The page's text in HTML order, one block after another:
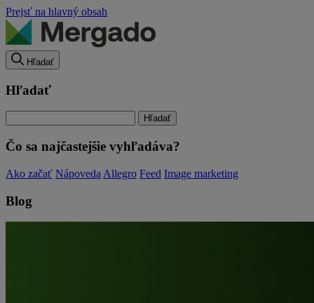
Prejsť na hlavný obsah
Hľadať
Hľadať
Čo sa najčastejšie vyhľadáva?
Ako začať Nápoveda Allegro Feed Image marketing
Blog